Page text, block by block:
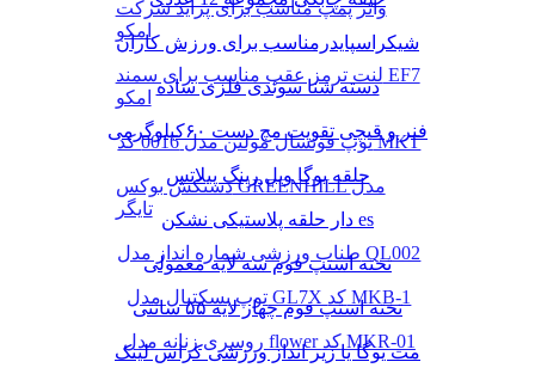
واتر پمپ مناسب برای پراید شرکت
امکو
لنت ترمز عقب مناسب برای سمند EF7
امکو
توپ فوتسال مولتن مدل 0016 کد MKT
دستکش بوکس GREENHILL مدل
تایگر
طناب ورزشی شماره انداز مدل QL002
توپ بسکتبال مدل GL7X کد MKB-1
روسری زنانه مدل flower کد MKR-01
شیکراسپایدرمناسب برای ورزش کاران
دسته شنا سوئدی فلزی ساده
فنر و قیچی تقویت مچ دست ۶۰کیلوگرمی
حلقه یوگا ویل رینگ پیلاتس
دار حلقه پلاستیکی نشکن es
تخته استپ فوم سه لایه معمولی
تخته استپ فوم چهار لایه ۵۵ سانتی
مت یوگا یا زیر انداز ورزشی کراس لینک